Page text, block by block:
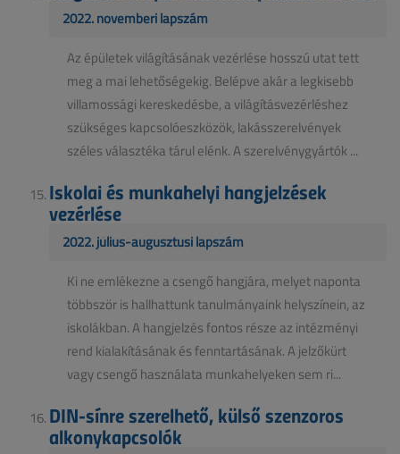
2022. novemberi lapszám
Az épületek világításának vezérlése hosszú utat tett
meg a mai lehetőségekig. Belépve akár a legkisebb
villamossági kereskedésbe, a világításvezérléshez
szükséges kapcsolóeszközök, lakásszerelvények
széles választéka tárul elénk. A szerelvénygyártók ...
Iskolai és munkahelyi hangjelzések
vezérlése
2022. július-augusztusi lapszám
Ki ne emlékezne a csengő hangjára, melyet naponta
többször is hallhattunk tanulmányaink helyszínein, az
iskolákban. A hangjelzés fontos része az intézményi
rend kialakításának és fenntartásának. A jelzőkürt
vagy csengő használata munkahelyeken sem ri...
DIN-sínre szerelhető, külső szenzoros
alkonykapcsolók